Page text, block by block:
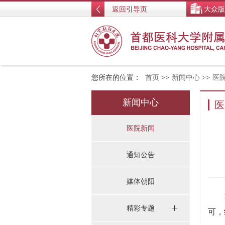
返回引导页 大众版
您所在的位置： 首页 >> 新闻中心 >> 医
新闻中心
医院新闻
通知公告
媒体朝阳
精彩专题
近
可